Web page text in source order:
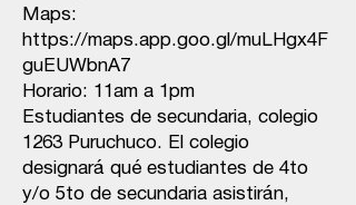
Maps:
https://maps.app.goo.gl/muLHgx4F
guEUWbnA7
Horario: 11am a 1pm
Estudiantes de secundaria, colegio
1263 Puruchuco. El colegio
designará qué estudiantes de 4to
y/o 5to de secundaria asistirán,